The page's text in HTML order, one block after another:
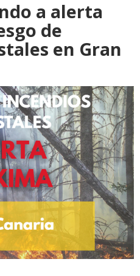
a alerta
de
en Gran